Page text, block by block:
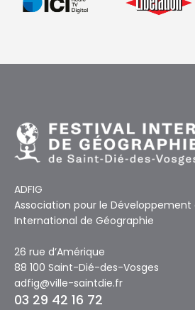
ADFIG
Association pour le Développement
International de Géographie
26 rue d’Amérique
88 100 Saint-Dié-des-Vosges
adfig@ville-saintdie.fr
03 29 42 16 72